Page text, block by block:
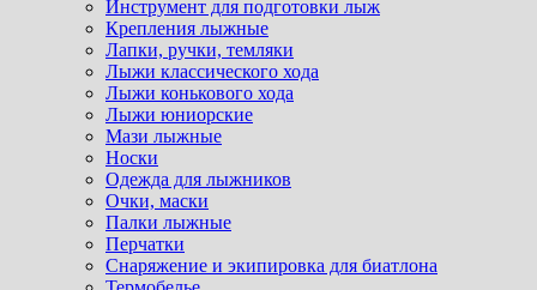
Инструмент для подготовки лыж
Крепления лыжные
Лапки, ручки, темляки
Лыжи классического хода
Лыжи конькового хода
Лыжи юниорские
Мази лыжные
Носки
Одежда для лыжников
Очки, маски
Палки лыжные
Перчатки
Снаряжение и экипировка для биатлона